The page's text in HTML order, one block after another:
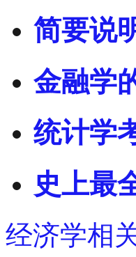
简要说
金融学
统计学
史上最
经济学相